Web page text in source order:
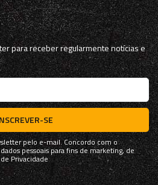
para receber regularmente notícias e
SE
pelo e-mail. Concordo com o
pessoais para fins de marketing, de
Privacidade